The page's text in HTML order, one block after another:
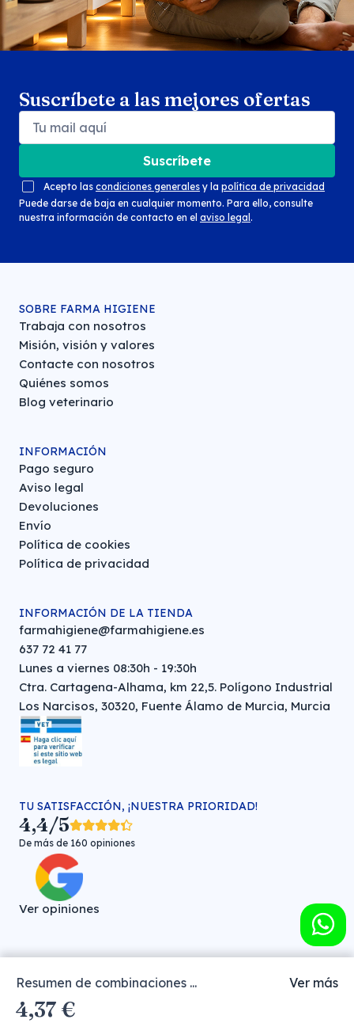
Resumen de combinaciones ... Ver más
4,37 €
Suscríbete a las mejores ofertas
Suscríbete
Acepto las condiciones generales y la política de privacidad
Puede darse de baja en cualquier momento. Para ello, consulte
nuestra información de contacto en el aviso legal .
SOBRE FARMA HIGIENE
Trabaja con nosotros
Misión, visión y valores
Contacte con nosotros
Quiénes somos
Blog veterinario
INFORMACIÓN
Pago seguro
Aviso legal
Devoluciones
Envío
Política de cookies
Política de privacidad
INFORMACIÓN DE LA TIENDA
farmahigiene@farmahigiene.es
637 72 41 77
Lunes a viernes 08:30h - 19:30h
Ctra. Cartagena-Alhama, km 22,5. Polígono Industrial
Los Narcisos, 30320, Fuente Álamo de Murcia, Murcia
TU SATISFACCIÓN, ¡NUESTRA PRIORIDAD!
4,4/5
De más de 160 opiniones
Ver opiniones
Farmacia veterinaria online © FARMA HIGIENE S.L. (CIF: B-
30706451)